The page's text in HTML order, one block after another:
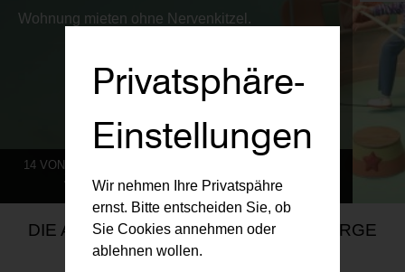
Wohnung mieten ohne Nervenkitzel.
14 VON 786 MIETWOHNUNGEN AKTUELL VERFÜGBAR
ZU UNSEREN AKTUELLEN PROJEKTEN
DIE AKTUELLEN RAIFFEISEN VORSORGE
MIETWOHNUNGEN
Privatsphäre-
Einstellungen
Wir nehmen Ihre Privatspähre
ernst. Bitte entscheiden Sie, ob
Sie Cookies annehmen oder
ablehnen wollen.